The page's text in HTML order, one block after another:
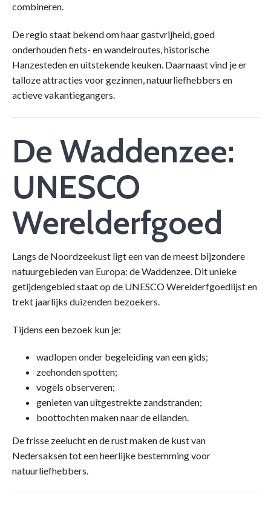
combineren.
De regio staat bekend om haar gastvrijheid, goed
onderhouden fiets- en wandelroutes, historische
Hanzesteden en uitstekende keuken. Daarnaast vind je er
talloze attracties voor gezinnen, natuurliefhebbers en
actieve vakantiegangers.
De Waddenzee:
UNESCO
Werelderfgoed
Langs de Noordzeekust ligt een van de meest bijzondere
natuurgebieden van Europa: de Waddenzee. Dit unieke
getijdengebied staat op de UNESCO Werelderfgoedlijst en
trekt jaarlijks duizenden bezoekers.
Tijdens een bezoek kun je:
wadlopen onder begeleiding van een gids;
zeehonden spotten;
vogels observeren;
genieten van uitgestrekte zandstranden;
boottochten maken naar de eilanden.
De frisse zeelucht en de rust maken de kust van
Nedersaksen tot een heerlijke bestemming voor
natuurliefhebbers.